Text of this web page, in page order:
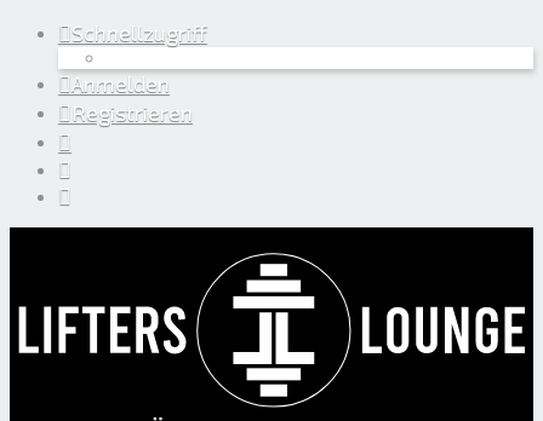
Schnellzugriff
Anmelden
Registrieren